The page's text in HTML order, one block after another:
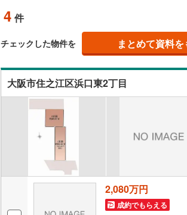
4 件
チェックした物件を まとめて資料を
大阪市住之江区浜口東2丁目
2,080万円
成約でもらえる
近畿 大阪
中国 鳥取
四国
九州・沖縄 福岡
片町線(104)
関西空港線(2)
東海道新幹線
地下鉄
OsakaMetro今里
OsakaMetro堺筋
近鉄大阪線(
(1) (0) (0)
(7)
最寄りの駅が
オンライン内見